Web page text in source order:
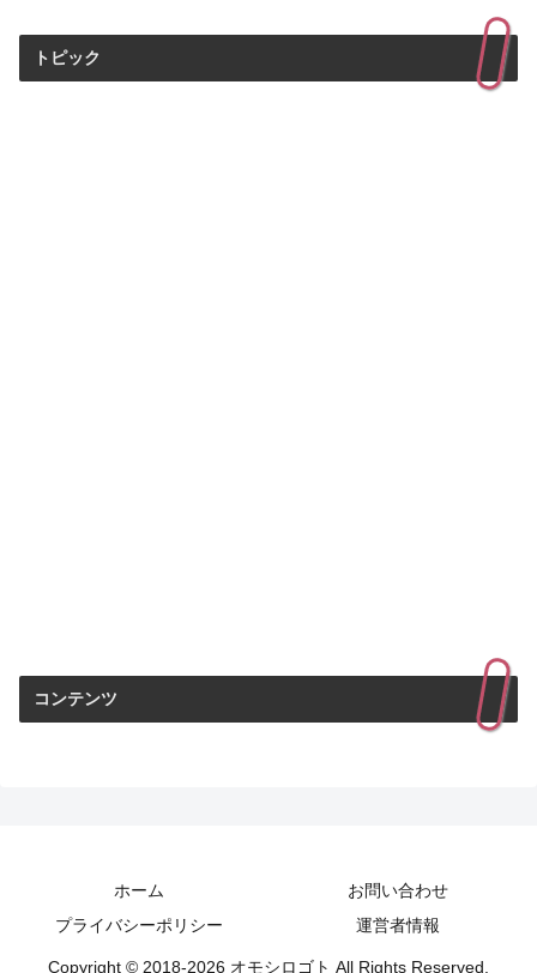
トピック
コンテンツ
ホーム
お問い合わせ
プライバシーポリシー
運営者情報
Copyright © 2018-2026 オモシロゴト All Rights Reserved.